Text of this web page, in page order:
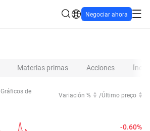
Negociar ahora
Materias primas Acciones
Gráficos de
Variación % /Último preço
-0.65%